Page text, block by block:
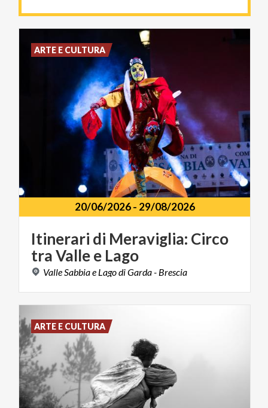
20/06/2026- 29/08/2026
Itinerari di Meraviglia: Circo
traVallee Lago
Valle Sabbiae LagodiGarda- Brescia
ARTE E CULTURA
ARTE E CULTURA